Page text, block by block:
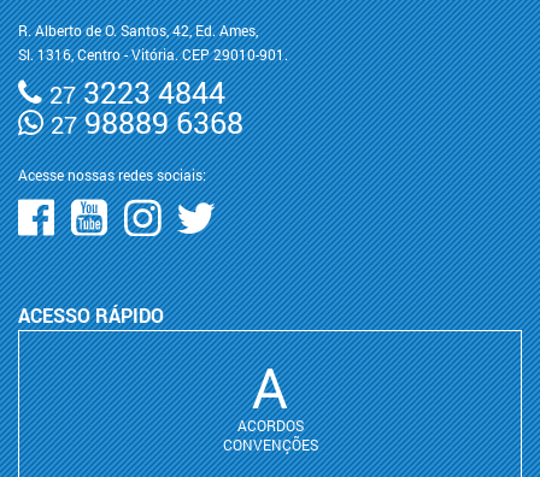
R. Alberto de O. Santos, 42, Ed. Ames,
Sl. 1316, Centro - Vitória. CEP 29010-901.
273223 4844
2798889 6368
Acesse nossas redes sociais:
ACESSO RÁPIDO
A
ACORDOS
CONVENÇÕES